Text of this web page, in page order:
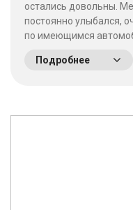
остались довольны.
постоянно улыбался,
по имеющимся
пожалели что
Подробнее